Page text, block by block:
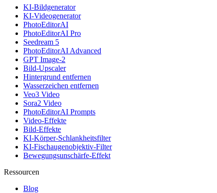
KI-Bildgenerator
KI-Videogenerator
PhotoEditorAI
PhotoEditorAI Pro
Seedream 5
PhotoEditorAI Advanced
GPT Image-2
Bild-Upscaler
Hintergrund entfernen
Wasserzeichen entfernen
Veo3 Video
Sora2 Video
PhotoEditorAI Prompts
Video-Effekte
Bild-Effekte
KI-Körper-Schlankheitsfilter
KI-Fischaugenobjektiv-Filter
Bewegungsunschärfe-Effekt
Ressourcen
Blog